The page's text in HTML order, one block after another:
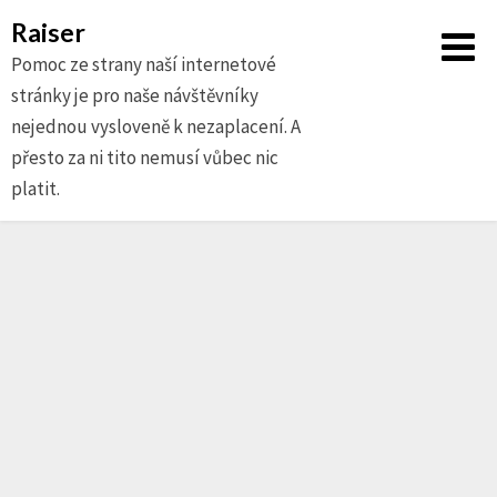
Raiser
Pomoc ze strany naší internetové
stránky je pro naše návštěvníky
nejednou vysloveně k nezaplacení. A
přesto za ni tito nemusí vůbec nic
platit.